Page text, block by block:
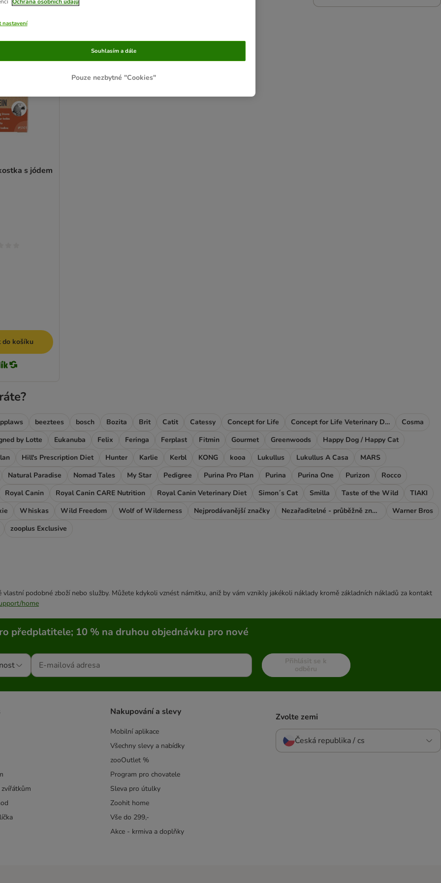
been changed
s jódem
do košíku
beeztees bosch Bozita Brit Catit Catessy Concept for Life Concept for Life Veterinary Diet
Cosma
by Lotte Eukanuba Felix Feringa Ferplast Fitmin Gourmet Greenwoods
Happy Dog / Happy Cat
Hill's Prescription Diet Hunter Karlie Kerbl KONG kooa Lukullus Lukullus A Casa
MARS
Natural Paradise Nomad Tales My Star Pedigree Purina Pro Plan Purina Purina One Purizon
Rocco
Royal Canin Royal Canin CARE Nutrition Royal Canin Veterinary Diet Simon´s Cat Smilla Taste of the Wild
TIAKI
Whiskas Wild Freedom Wolf of Wilderness Nejprodávanější značky Nezařaditelné - průběžně značky
Warner Bros
zooplus Exclusive
podobné zboží nebo služby. Můžete kdykoli vznést námitku, aniž by vám vznikly jakékoli náklady kromě základních nákladů za kontakt
home
předplatitele; 10 % na druhou objednávku pro nové
Přihlásit se k
odběru
Nakupování a slevy
Mobilní aplikace
Všechny slevy a nabídky
zooOutlet %
Program pro chovatele
Sleva pro útulky
Zoohit home
Vše do 299,-
Akce - krmiva a doplňky
Zvolte zemi
Česká republika / cs
nastavení
Pouze nezbytné "Cookies"
Souhlasím a dále